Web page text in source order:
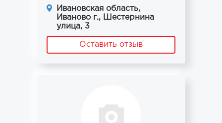
Ивановская область,
Иваново г., Шестернина
улица, 3
Оставить отзыв